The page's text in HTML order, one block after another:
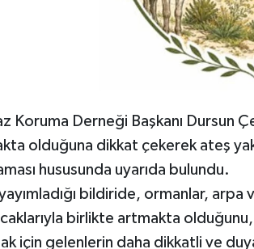
Koruma Derneği Başkanı Dursun
olduğuna dikkat çekerek ateş
hususunda uyarıda bulundu.
bildiride, ormanlar,
birlikte artmakta
için gelenlerin daha dikkatli ve